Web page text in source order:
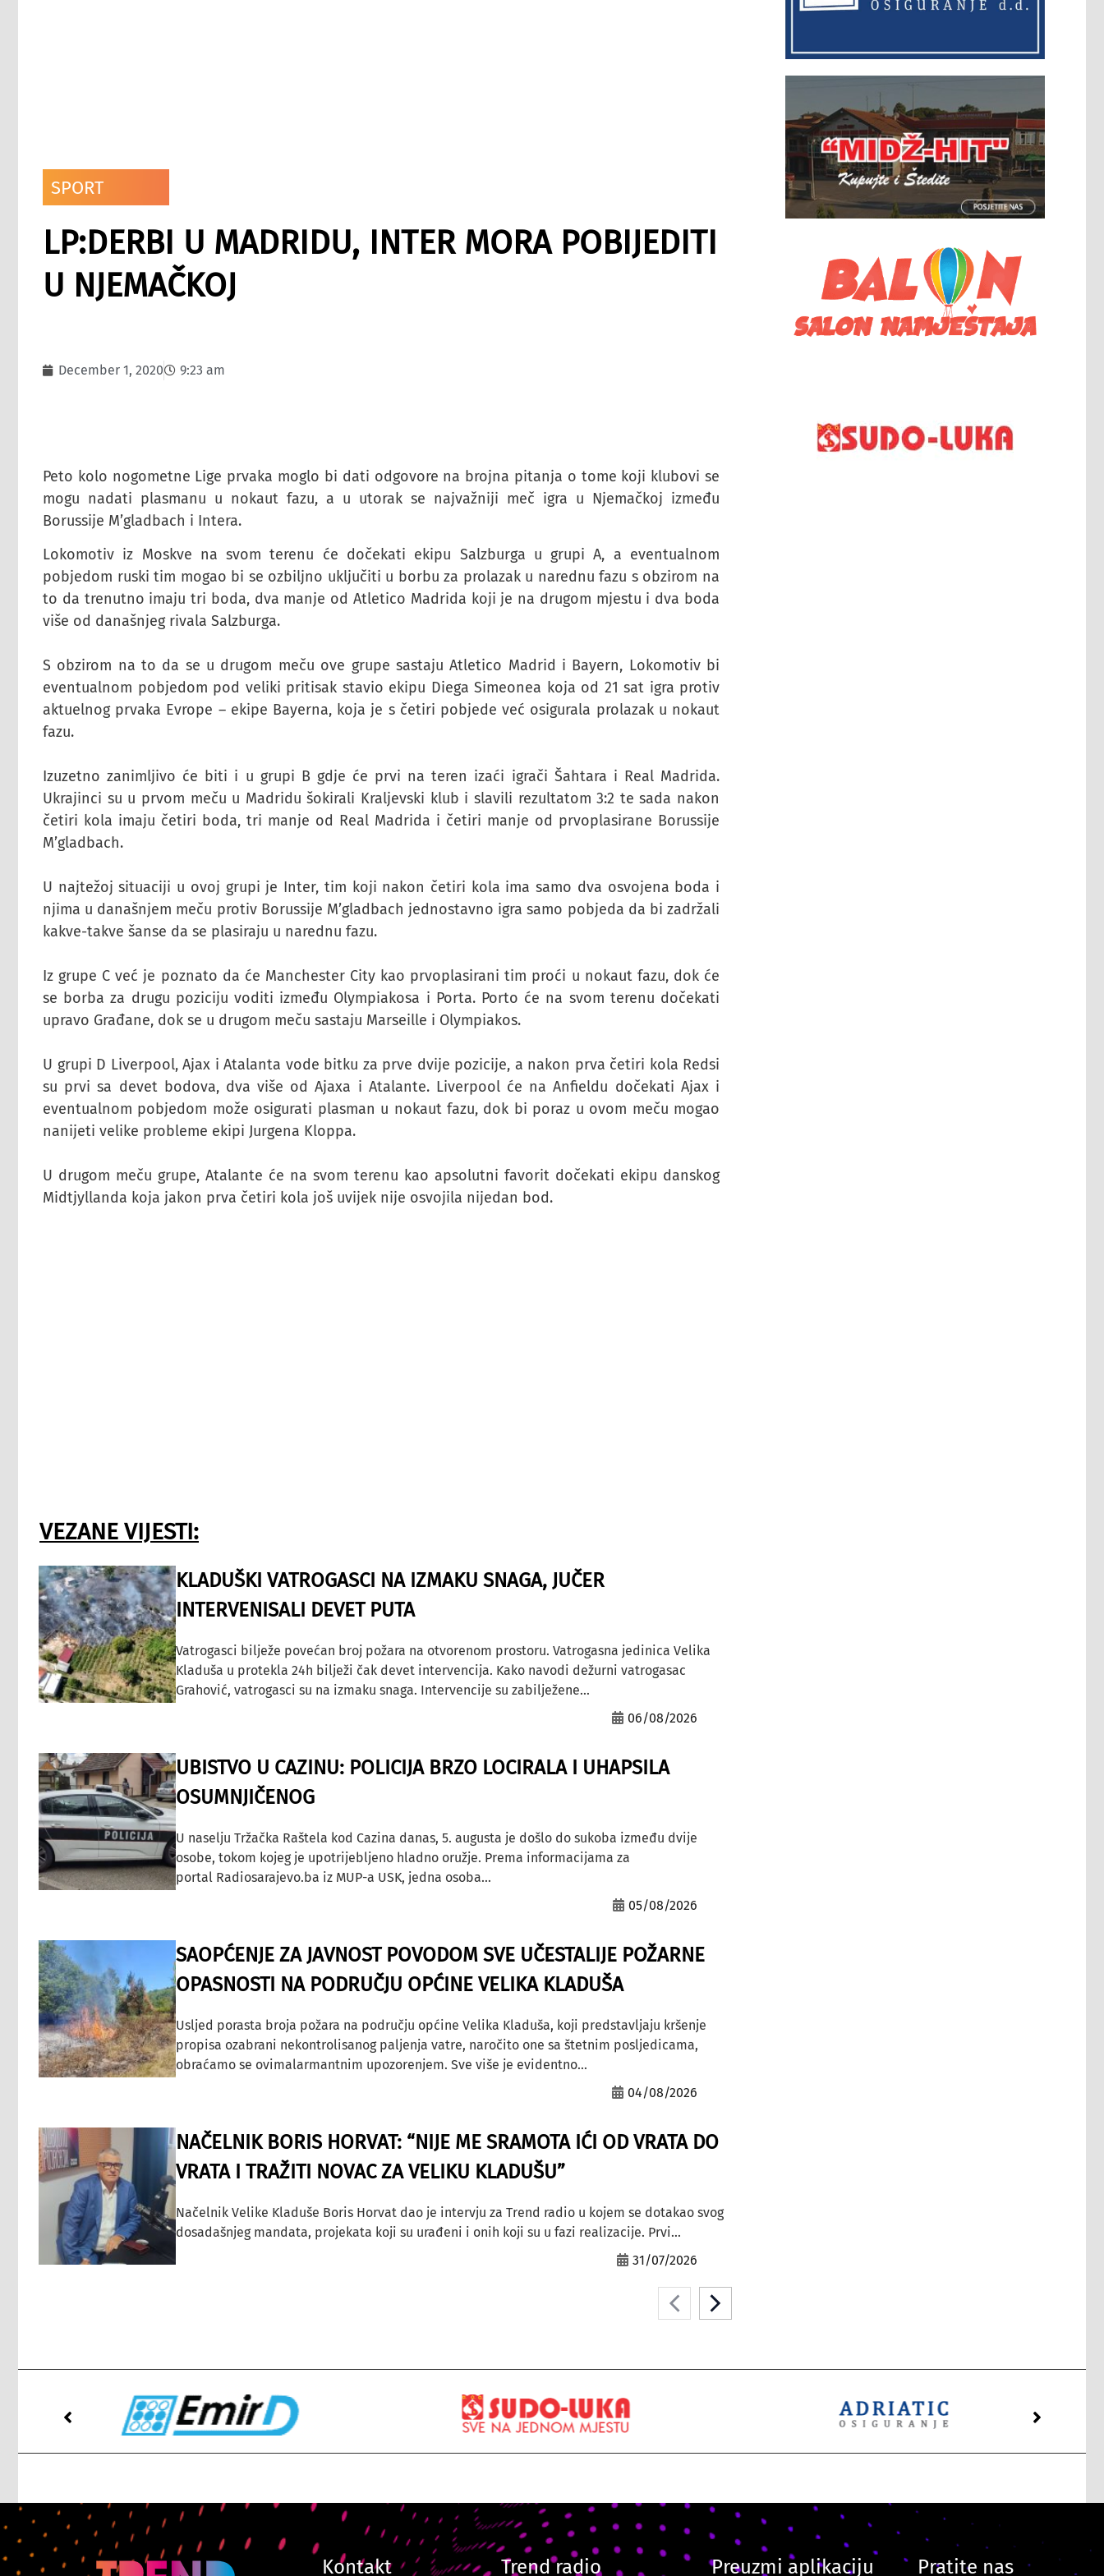
SPORT
LP:DERBI U MADRIDU, INTER MORA POBIJEDITI
U NJEMAČKOJ
December 1, 2020 9:23 am
Peto kolo nogometne Lige prvaka moglo bi dati odgovore na brojna pitanja o tome koji klubovi se
mogu nadati plasmanu u nokaut fazu, a u utorak se najvažniji meč igra u Njemačkoj između
Borussije M’gladbach i Intera.
Lokomotiv iz Moskve na svom terenu će dočekati ekipu Salzburga u grupi A, a eventualnom
pobjedom ruski tim mogao bi se ozbiljno uključiti u borbu za prolazak u narednu fazu s obzirom na
to da trenutno imaju tri boda, dva manje od Atletico Madrida koji je na drugom mjestu i dva boda
više od današnjeg rivala Salzburga.
S obzirom na to da se u drugom meču ove grupe sastaju Atletico Madrid i Bayern, Lokomotiv bi
eventualnom pobjedom pod veliki pritisak stavio ekipu Diega Simeonea koja od 21 sat igra protiv
aktuelnog prvaka Evrope – ekipe Bayerna, koja je s četiri pobjede već osigurala prolazak u nokaut
fazu.
Izuzetno zanimljivo će biti i u grupi B gdje će prvi na teren izaći igrači Šahtara i Real Madrida.
Ukrajinci su u prvom meču u Madridu šokirali Kraljevski klub i slavili rezultatom 3:2 te sada nakon
četiri kola imaju četiri boda, tri manje od Real Madrida i četiri manje od prvoplasirane Borussije
M’gladbach.
U najtežoj situaciji u ovoj grupi je Inter, tim koji nakon četiri kola ima samo dva osvojena boda i
njima u današnjem meču protiv Borussije M’gladbach jednostavno igra samo pobjeda da bi zadržali
kakve-takve šanse da se plasiraju u narednu fazu.
Iz grupe C već je poznato da će Manchester City kao prvoplasirani tim proći u nokaut fazu, dok će
se borba za drugu poziciju voditi između Olympiakosa i Porta. Porto će na svom terenu dočekati
upravo Građane, dok se u drugom meču sastaju Marseille i Olympiakos.
U grupi D Liverpool, Ajax i Atalanta vode bitku za prve dvije pozicije, a nakon prva četiri kola Redsi
su prvi sa devet bodova, dva više od Ajaxa i Atalante. Liverpool će na Anfieldu dočekati Ajax i
eventualnom pobjedom može osigurati plasman u nokaut fazu, dok bi poraz u ovom meču mogao
nanijeti velike probleme ekipi Jurgena Kloppa.
U drugom meču grupe, Atalante će na svom terenu kao apsolutni favorit dočekati ekipu danskog
Midtjyllanda koja jakon prva četiri kola još uvijek nije osvojila nijedan bod.
VEZANE VIJESTI:
KLADUŠKI VATROGASCI NA IZMAKU SNAGA, JUČER
INTERVENISALI DEVET PUTA
Vatrogasci bilježe povećan broj požara na otvorenom prostoru. Vatrogasna jedinica Velika
Kladuša u protekla 24h bilježi čak devet intervencija. Kako navodi dežurni vatrogasac
Grahović, vatrogasci su na izmaku snaga. Intervencije su zabilježene...
06/08/2026
UBISTVO U CAZINU: POLICIJA BRZO LOCIRALA I UHAPSILA
OSUMNJIČENOG
U naselju Tržačka Raštela kod Cazina danas, 5. augusta je došlo do sukoba između dvije
osobe, tokom kojeg je upotrijebljeno hladno oružje. Prema informacijama za
portal Radiosarajevo.ba iz MUP-a USK, jedna osoba...
05/08/2026
SAOPĆENJE ZA JAVNOST POVODOM SVE UČESTALIJE POŽARNE
OPASNOSTI NA PODRUČJU OPĆINE VELIKA KLADUŠA
Usljed porasta broja požara na području općine Velika Kladuša, koji predstavljaju kršenje
propisa ozabrani nekontrolisanog paljenja vatre, naročito one sa štetnim posljedicama,
obraćamo se ovimalarmantnim upozorenjem. Sve više je evidentno...
04/08/2026
NAČELNIK BORIS HORVAT: “NIJE ME SRAMOTA IĆI OD VRATA DO
VRATA I TRAŽITI NOVAC ZA VELIKU KLADUŠU”
Načelnik Velike Kladuše Boris Horvat dao je intervju za Trend radio u kojem se dotakao svog
dosadašnjeg mandata, projekata koji su urađeni i onih koji su u fazi realizacije. Prvi...
31/07/2026
Kontakt Trend radio Preuzmi aplikaciju Pratite nas